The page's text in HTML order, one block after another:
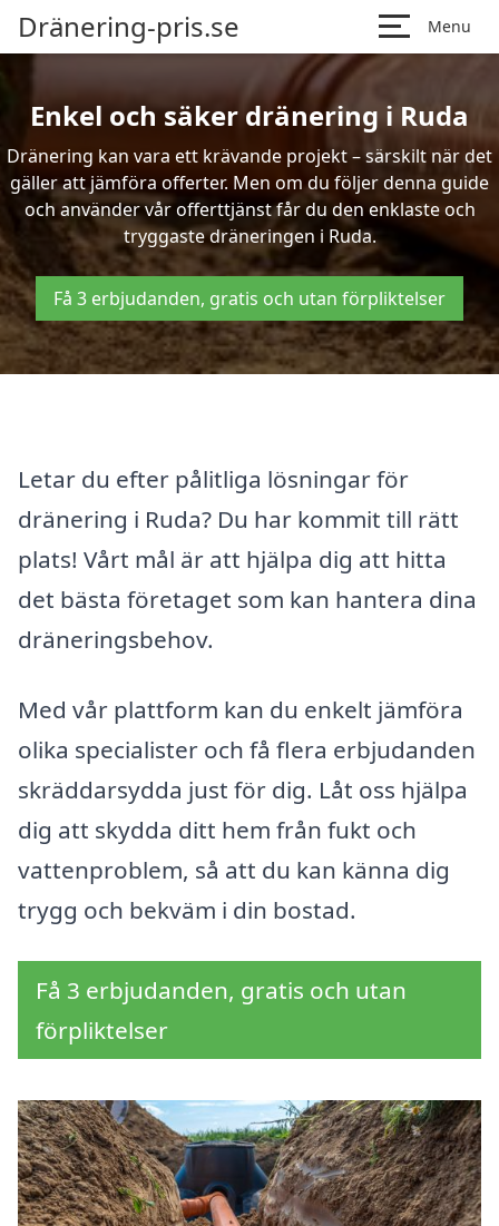
Dränering-pris.se Menu
Enkel och säker dränering i Ruda
Dränering kan vara ett krävande projekt – särskilt när det
gäller att jämföra offerter. Men om du följer denna guide
och använder vår offerttjänst får du den enklaste och
tryggaste dräneringen i Ruda.
Få 3 erbjudanden, gratis och utan förpliktelser
Letar du efter pålitliga lösningar för
dränering i Ruda? Du har kommit till rätt
plats! Vårt mål är att hjälpa dig att hitta
det bästa företaget som kan hantera dina
dräneringsbehov.
Med vår plattform kan du enkelt jämföra
olika specialister och få flera erbjudanden
skräddarsydda just för dig. Låt oss hjälpa
dig att skydda ditt hem från fukt och
vattenproblem, så att du kan känna dig
trygg och bekväm i din bostad.
Få 3 erbjudanden, gratis och utan
förpliktelser